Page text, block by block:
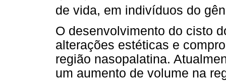
de vida, em indivíduos do
O desenvolvimento do cisto
alterações estéticas e
região nasopalatina.
um aumento de volume na